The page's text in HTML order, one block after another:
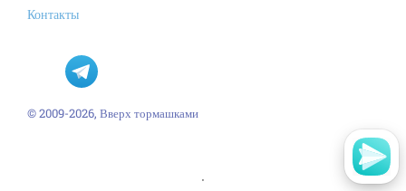
Наборы для творчества
Пазлы
Контакты
© 2009-2026, Вверх тормашками
'